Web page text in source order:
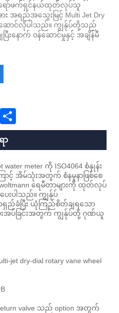
ရော်ဖက်ရှင်နယ်ထုတ်လုပ်သူ
အရည်အသွေးမြင့် Multi Jet Dry
ေးဆောင်လိုပါသည်။ ကျွန်ုပ်တို့သည်
ြီးနောက် ဝန်ဆောင်မှုနှင့် အချိန်မီ
LinkedIn
ာ
water meter ကို ISO4064 စံနှုန်း
င့် အိမ်သုံးအတွက် စံနမူနာဖြစ်စေ
ရေမီတာများကို ထုတ်လုပ်
ပေးပါသည်။ ကျွန်ုပ်
ည်ခံပြီး ယုံကြည်စိတ်ချရသော
ေးအပ်ခြင်းအတွက် ကျွန်ုပ်တို့ ဂုဏ်ယူ
jet dry-dial rotary vane wheel
return valve သည် option အတွက်